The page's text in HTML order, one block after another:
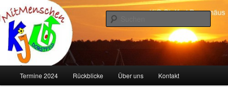
Zum
primären
Inhalt
springen
Zum
sekundären
Inhalt
springenKJG Dorstfeld
Termine 2024 Rückblicke Über uns Kontakt